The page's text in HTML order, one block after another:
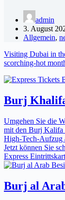
admin
3. August
Allgemein,
Visiting Dubai in
scorching-hot
Burj
Umgehen Sie die
mit den Burj Kalifa
High-Tech-Aufzug
Jetzt können Sie
Express
Burj al